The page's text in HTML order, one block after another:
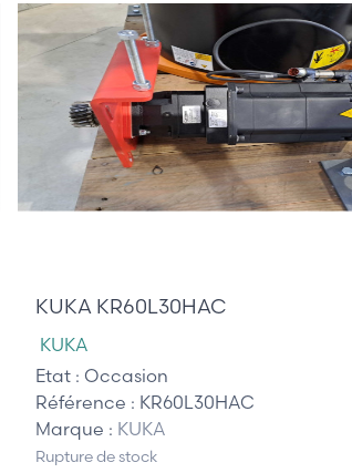
KUKA KR60L30HAC
KUKA
Etat : Occasion
Référence : KR60L30HAC
Marque : KUKA
Rupture de stock